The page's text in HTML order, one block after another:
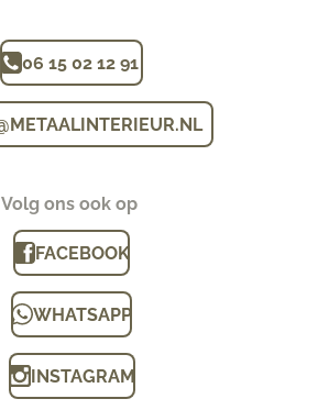
06 15 02 12 91
METAALINTERIEUR.NL
Volg ons ook op
FACEBOOK
WHATSAPP
INSTAGRAM